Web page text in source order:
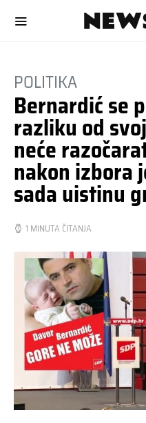
POLITIKA
Bernardić se
razliku od
neće
nakon izbora
sada uistinu
1 MINUTA ČITANJA